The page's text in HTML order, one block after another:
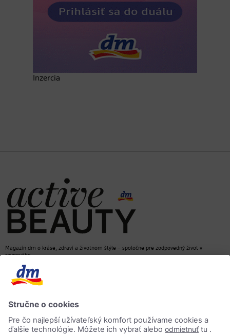
Inzercia
Magazín dm o kráse, zdraví a životnom štýle – spoločne pre zodpovedný život v
rovnováhe